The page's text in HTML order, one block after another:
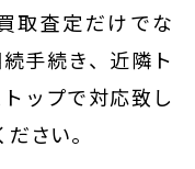
取査定だけでな
手続き、近隣ト
ップで対応致し
さい。